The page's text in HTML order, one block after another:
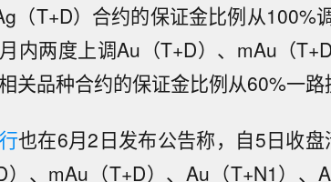
（T+D）合约的保证金比例从100%
内两度上调Au（T+D）、mAu（
关品种合约的保证金比例从60%一路
也在6月2日发布公告称，自5日收
）、mAu（T+D）、Au（T+N1）、